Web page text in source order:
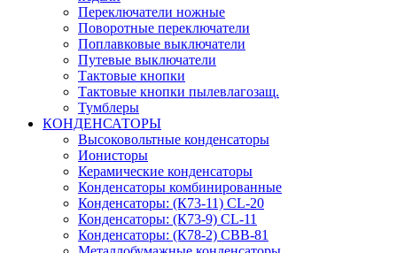
Переключатели ножные
Поворотные переключатели
Поплавковые выключатели
Путевые выключатели
Тактовые кнопки
Тактовые кнопки пылевлагозащ.
Тумблеры
КОНДЕНСАТОРЫ
Высоковольтные конденсаторы
Ионисторы
Керамические конденсаторы
Конденсаторы комбинированные
Конденсаторы: (К73-11) CL-20
Конденсаторы: (К73-9) CL-11
Конденсаторы: (К78-2) CBB-81